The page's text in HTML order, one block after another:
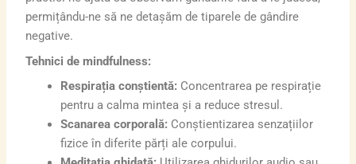
permițându-ne să ne detașăm de tiparele de gândire
negative.
Tehnici de mindfulness:
Respirația conștientă: Concentrarea pe respirație
pentru a calma mintea și a reduce stresul.
Scanarea corporală: Conștientizarea senzațiilor
fizice în diferite părți ale corpului.